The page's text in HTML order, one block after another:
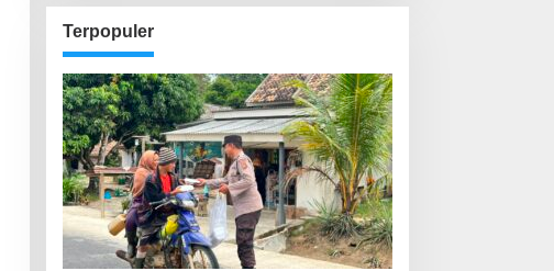
Terpopuler